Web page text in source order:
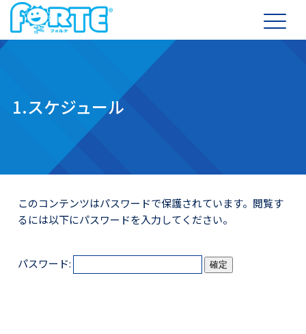
1.スケジュール
このコンテンツはパスワードで保護されています。閲覧す
るには以下にパスワードを入力してください。
パスワード: